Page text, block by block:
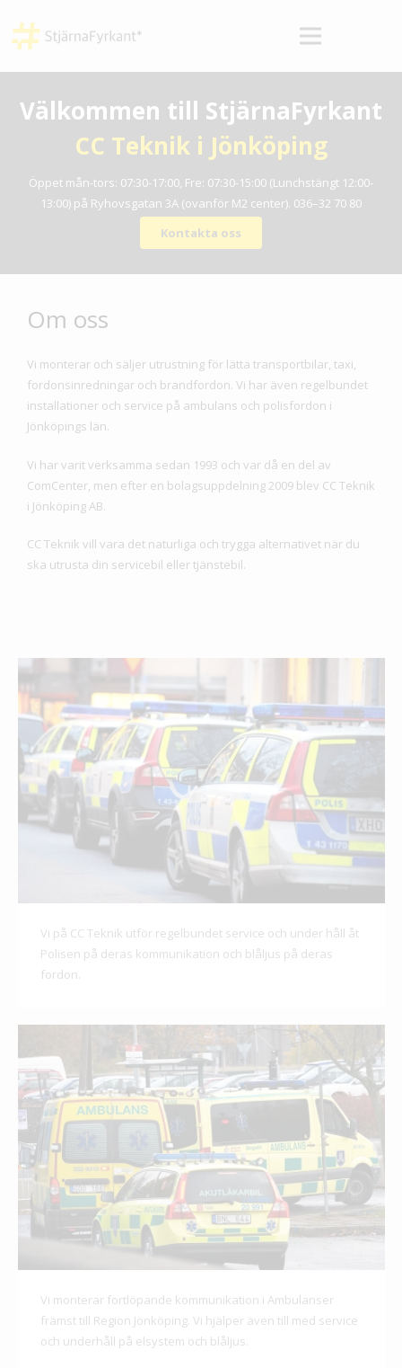
Välkommen till StjärnaFyrkant
CC Teknik i Jönköping
Öppet mån-tors: 07:30-17:00, Fre: 07:30-15:00 (Lunchstängt 12:00-
13:00) på Ryhovsgatan 3A (ovanför M2 center). 036–32 70 80
Kontakta oss
Om oss
Vi monterar och säljer utrustning för lätta transportbilar, taxi,
fordonsinredningar och brandfordon. Vi har även regelbundet
installationer och service på ambulans och polisfordon i
Jönköpings län.
Vi har varit verksamma sedan 1993 och var då en del av
ComCenter, men efter en bolagsuppdelning 2009 blev CC Teknik
i Jönköping AB.
CC Teknik vill vara det naturliga och trygga alternativet när du
ska utrusta din servicebil eller tjänstebil.
Vi på CC Teknik utför regelbundet service och under håll åt
Polisen på deras kommunikation och blåljus på deras
fordon.
Vi monterar fortlöpande kommunikation i Ambulanser
främst till Region Jönköping. Vi hjälper även till med service
och underhåll på elsystem och blåljus.